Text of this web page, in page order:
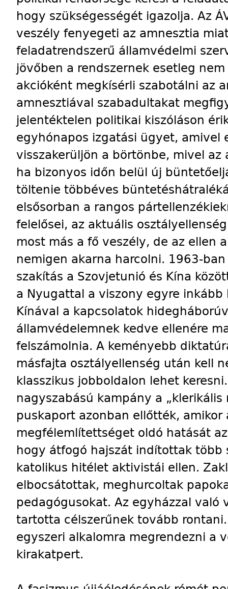
hogy szükségességét igazolja. Az
veszély fenyegeti az amnesztia
feladatrendszerű államvédelmi
jövőben a rendszernek esetleg
akcióként megkísérli szabotálni az
amnesztiával szabadultakat
jelentéktelen politikai kiszóláson
egyhónapos izgatási ügyet, amivel
visszakerüljön a börtönbe, mivel
ha bizonyos időn belül új
töltenie többéves
elsősorban a rangos
felelősei, az aktuális
most más a fő veszély, de az ellen
nemigen akarna harcolni. 1963-
szakítás a Szovjetunió és Kína
a Nyugattal a viszony egyre inkább
Kínával a kapcsolatok
államvédelemnek kedve ellenére
felszámolnia. A keményebb
másfajta osztályellenség után kell
klasszikus jobboldalon lehet
nagyszabású kampány a „klerikális
puskaport azonban ellőtték, amikor
megfélemlítettséget oldó hatását
hogy átfogó hajszát indítottak több
katolikus hitélet aktivistái ellen.
elbocsátottak, meghurcoltak
pedagógusokat. Az egyházzal való
tartotta célszerűnek tovább
egyszeri alkalomra megrendezni a
kirakatpert.